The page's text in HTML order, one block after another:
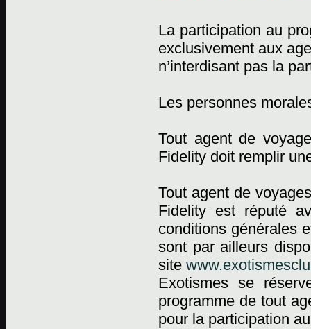
La participation au
exclusivement aux
n’interdisant pas la
Les personnes
Tout agent de
Fidelity doit remplir
Tout agent de
Fidelity est réputé
conditions générales
sont par ailleurs
site
Exotismes se
programme de tout
pour la participation